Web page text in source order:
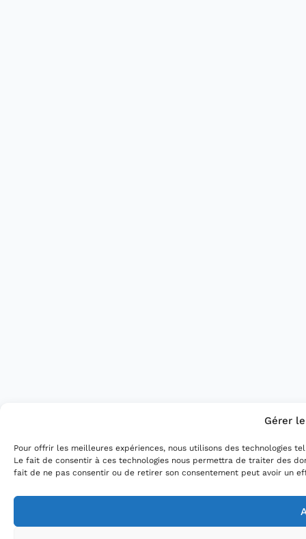
Gérer
Pour offrir les meilleures expériences, nous utilisons des technologies
Le fait de consentir à ces technologies nous permettra de traiter des
fait de ne pas consentir ou de retirer son consentement peut avoir un